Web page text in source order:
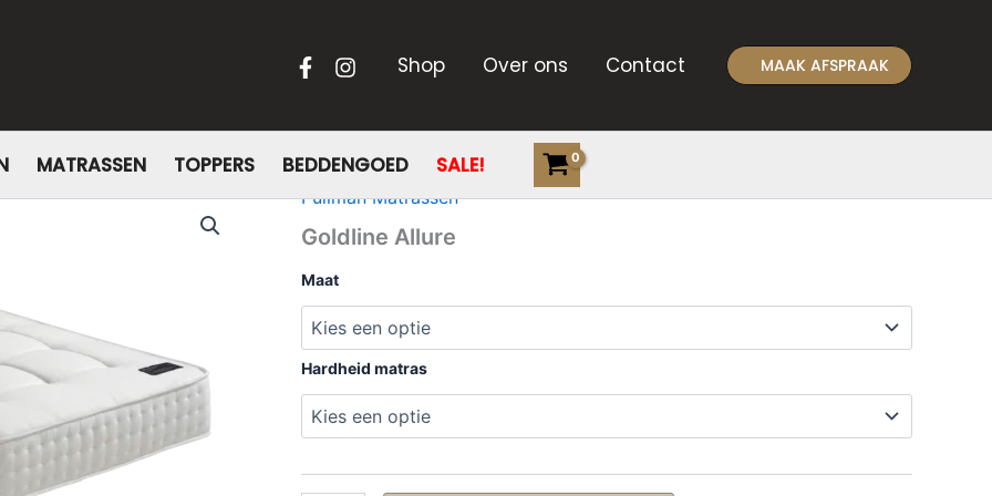
Shop Over ons Contact MAAK AFSPRAAK
MATRASSEN TOPPERS BEDDENGOED SALE!
Pullman Matrassen
Goldline Allure
Maat
Hardheid matras